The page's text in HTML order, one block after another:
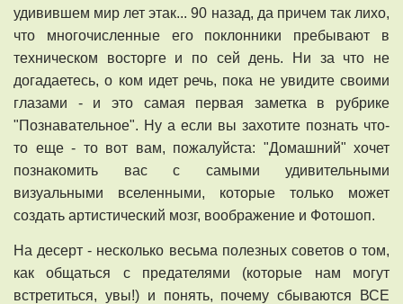
удивившем мир лет этак... 90 назад, да причем так лихо,
что многочисленные его поклонники пребывают в
техническом восторге и по сей день. Ни за что не
догадаетесь, о ком идет речь, пока не увидите своими
глазами - и это самая первая заметка в рубрике
"Познавательное". Ну а если вы захотите познать что-
то еще - то вот вам, пожалуйста: "Домашний" хочет
познакомить вас с самыми удивительными
визуальными вселенными, которые только может
создать артистический мозг, воображение и Фотошоп.
На десерт - несколько весьма полезных советов о том,
как общаться с предателями (которые нам могут
встретиться, увы!) и понять, почему сбываются ВСЕ